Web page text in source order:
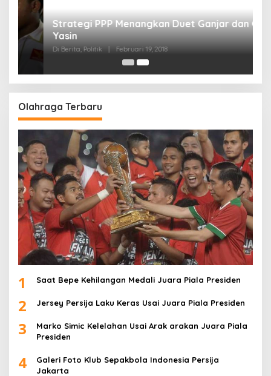
Strategi PPP Menangkan Duet Ganjar dan Gus
Yasin
Di Berita, Politik | Februari 19, 2018
Olahraga Terbaru
1 Saat Bepe Kehilangan Medali Juara Piala Presiden
2 Jersey Persija Laku Keras Usai Juara Piala Presiden
3
Marko Simic Kelelahan Usai Arak arakan Juara Piala
Presiden
4
Galeri Foto Klub Sepakbola Indonesia Persija
Jakarta